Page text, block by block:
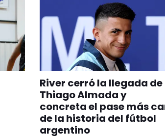
River cerró la llegada de
Thiago Almada y
concreta el pase más
de la historia del fútbol
argentino